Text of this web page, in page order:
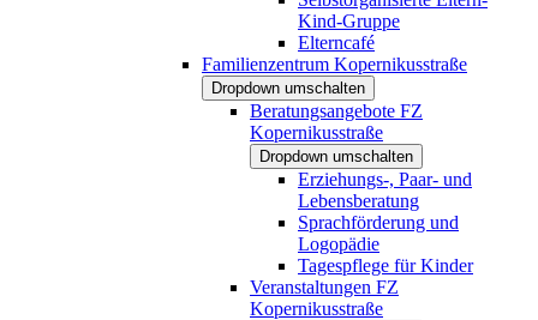
Kind-Gruppe
Elterncafé
Familienzentrum Kopernikusstraße
Dropdown umschalten
Beratungsangebote FZ
Kopernikusstraße
Dropdown umschalten
Erziehungs-, Paar- und
Lebensberatung
Sprachförderung und
Logopädie
Tagespflege für Kinder
Veranstaltungen FZ
Kopernikusstraße